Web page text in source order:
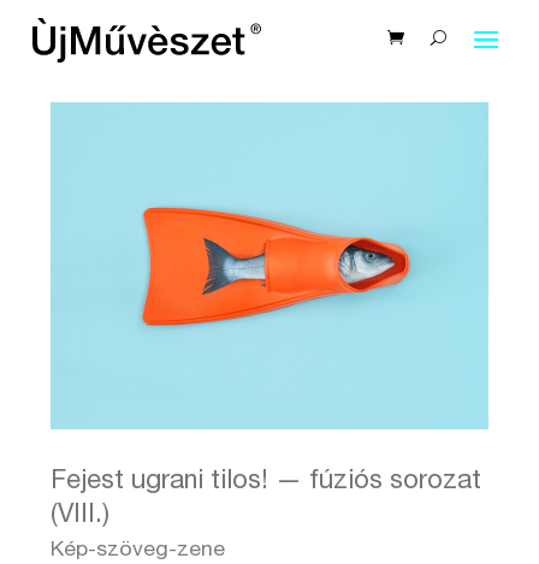
Fejest ugrani tilos! — fúziós sorozat
(VIII.)
Kép-szöveg-zene